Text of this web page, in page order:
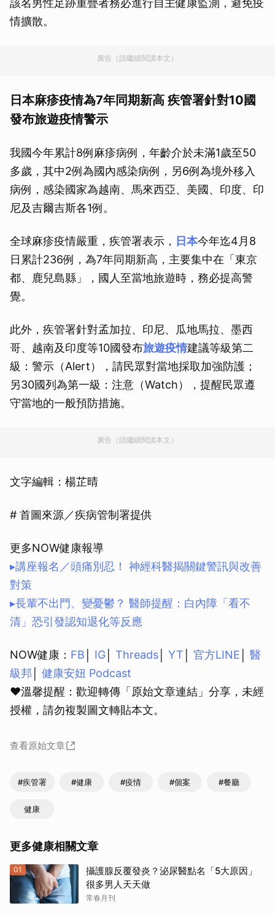
情擴散。
廣告（請繼續閱讀本文）
日本麻疹疫情為7年同期新高 疾管署針對10國
發布旅遊疫情警示
我國今年累計8例麻疹病例，年齡介於未滿1歲至50
多歲，其中2例為國內感染病例，另6例為境外移入
病例，感染國家為越南、馬來西亞、美國、印度、印
尼及吉爾吉斯各1例。
全球麻疹疫情嚴重，疾管署表示， 日本今年迄4月8
日累計236例，為7年同期新高，主要集中在「東京
都、鹿兒島縣」，國人至當地旅遊時，務必提高警
覺。
此外，疾管署針對孟加拉、印尼、瓜地馬拉、墨西
哥、越南及印度等10國發布旅遊疫情建議等級第二
級：警示（Alert），請民眾對當地採取加強防護；
另30國列為第一級：注意（Watch），提醒民眾遵
守當地的一般預防措施。
廣告（請繼續閱讀本文）
文字編輯：楊芷晴
# 首圖來源／疾病管制署提供
更多NOW健康報導
▸講座報名／頭痛別忍！ 神經科醫揭關鍵警訊與改善
對策
▸長輩不出門、變憂鬱？ 醫師提醒：白內障「看不
清」恐引發認知退化等反應
NOW健康： FB IG Threads YT 官方LINE
醫
級邦
健康安妞 Podcast
❤溫馨提醒：歡迎轉傳「原始文章連結」分享，未經
授權，請勿複製圖文轉貼本文。
查看原始文章
#疾管署 #健康 #疫情 #個案 #餐廳
健康
更多健康相關文章
01
攝護腺反覆發炎？泌尿醫點名「5大原因」
很多男人天天做
常春月刊